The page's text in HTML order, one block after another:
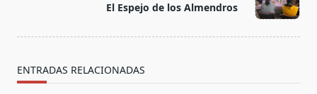
El Espejo de los Almendros
ENTRADAS RELACIONADAS